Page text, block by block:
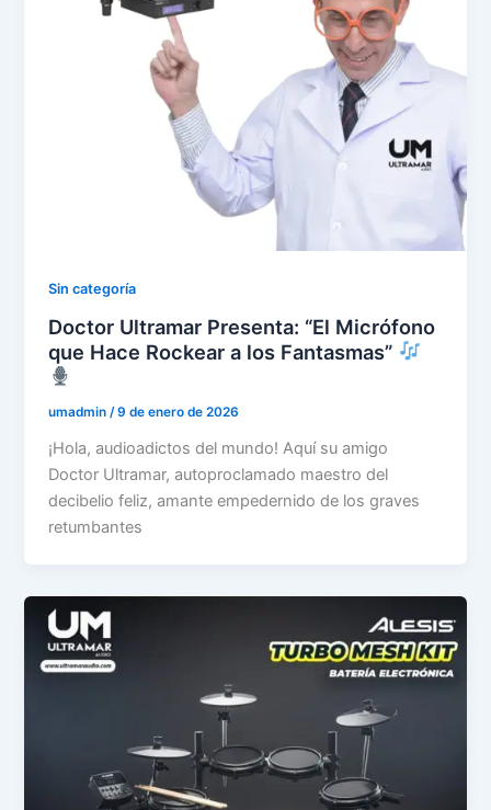
Sin categoría
Doctor Ultramar Presenta: “El Micrófono
que Hace Rockear a los Fantasmas”
umadmin/9 de enero de 2026
¡Hola, audioadictos del mundo! Aquí su amigo
Doctor Ultramar, autoproclamado maestro del
decibelio feliz, amante empedernido de los graves
retumbantes